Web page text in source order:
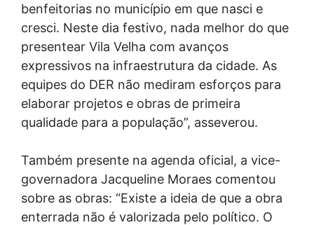
benfeitorias no município em que nasci e
cresci. Neste dia festivo, nada melhor do que
presentear Vila Velha com avanços
expressivos na infraestrutura da cidade. As
equipes do DER não mediram esforços para
elaborar projetos e obras de primeira
qualidade para a população”, asseverou.
Também presente na agenda oficial, a vice-
governadora Jacqueline Moraes comentou
sobre as obras: “Existe a ideia de que a obra
enterrada não é valorizada pelo político. O